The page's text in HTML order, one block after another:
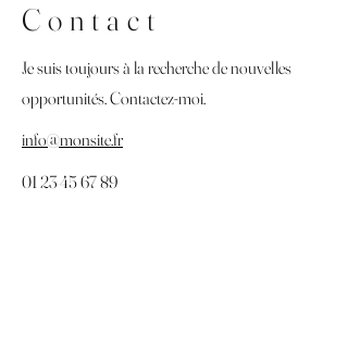
Contact
Je suis toujours à la recherche de nouvelles
opportunités. Contactez-moi.
info@monsite.fr
01 23 45 67 89